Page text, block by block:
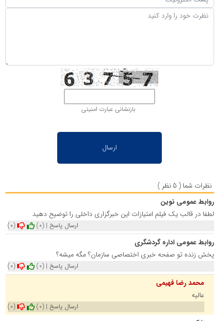
بازنشانی عبارت امنیتی
نظرات شما ( 5 نظر )
روابط عمومی نوین
لطفا در قالب یک فیلم امتیازات این خبرگزاری داخلی را توضیح دهید
(0)
(0) ارسال پاسخ |
روابط عمومی اداره گردشگری
پخش زنده تو صفحه خبری اختصاصی سازمان؟ مگه میشه؟
(0)
(0) ارسال پاسخ |
محمد رضا فهیمی
عالیه
(0)
(0) ارسال پاسخ |